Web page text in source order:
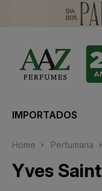
IMPORTADOS
Home Perfumaria
Yves